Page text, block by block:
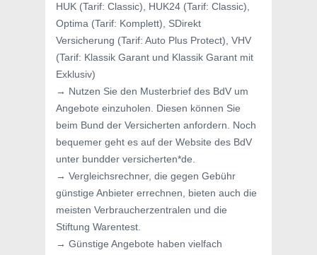
HUK (Tarif: Classic), HUK24 (Tarif: Classic),
Optima (Tarif: Komplett), SDirekt
Versicherung (Tarif: Auto Plus Protect), VHV
(Tarif: Klassik Garant und Klassik Garant mit
Exklusiv)
→ Nutzen Sie den Musterbrief des BdV um
Angebote einzuholen. Diesen können Sie
beim Bund der Versicherten anfordern. Noch
bequemer geht es auf der Website des BdV
unter bundder versicherten*de.
→ Vergleichsrechner, die gegen Gebühr
günstige Anbieter errechnen, bieten auch die
meisten Verbraucherzentralen und die
Stiftung Warentest.
→ Günstige Angebote haben vielfach